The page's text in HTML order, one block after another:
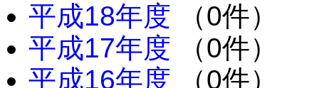
平成18年度 （0件）
平成17年度 （0件）
平成16年度 （0件）